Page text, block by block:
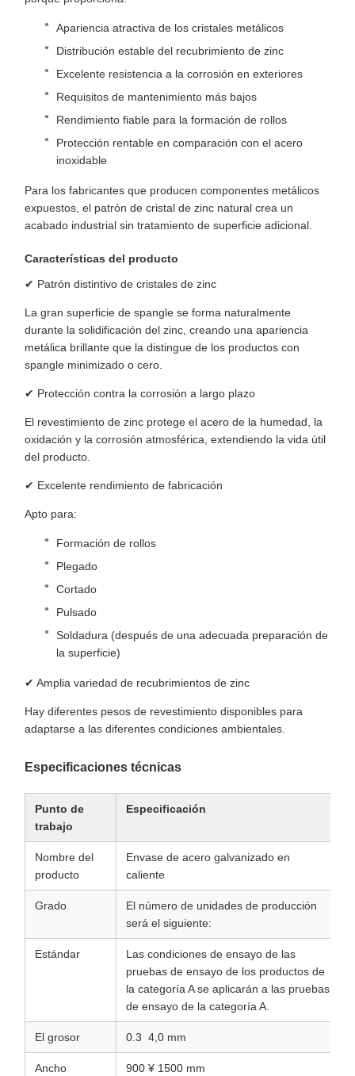
Apariencia atractiva de los cristales metálicos
Distribución estable del recubrimiento de zinc
Excelente resistencia a la corrosión en exteriores
Requisitos de mantenimiento más bajos
Rendimiento fiable para la formación de rollos
Protección rentable en comparación con el acero
inoxidable
Para los fabricantes que producen componentes metálicos
expuestos, el patrón de cristal de zinc natural crea un
acabado industrial sin tratamiento de superficie adicional.
Características del producto
✔ Patrón distintivo de cristales de zinc
La gran superficie de spangle se forma naturalmente
durante la solidificación del zinc, creando una apariencia
metálica brillante que la distingue de los productos con
spangle minimizado o cero.
✔ Protección contra la corrosión a largo plazo
El revestimiento de zinc protege el acero de la humedad, la
oxidación y la corrosión atmosférica, extendiendo la vida útil
del producto.
✔ Excelente rendimiento de fabricación
Apto para:
Formación de rollos
Plegado
Cortado
Pulsado
Soldadura (después de una adecuada preparación de
la superficie)
✔ Amplia variedad de recubrimientos de zinc
Hay diferentes pesos de revestimiento disponibles para
adaptarse a las diferentes condiciones ambientales.
Especificaciones técnicas
Punto de
trabajo
Especificación
Nombre del
producto
Envase de acero galvanizado en
caliente
Grado
El número de unidades de producción
será el siguiente:
Estándar
Las condiciones de ensayo de las
pruebas de ensayo de los productos de
la categoría A se aplicarán a las pruebas
de ensayo de la categoría A.
El grosor 0.3 ️ 4,0 mm
Ancho 900 ¥ 1500 mm